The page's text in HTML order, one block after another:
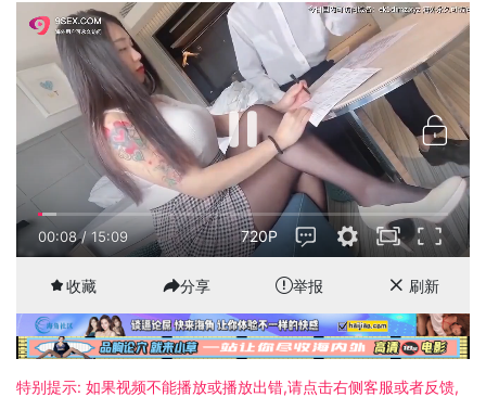
00:08/15:09 720P
收藏 分享 举报 刷新
特别提示: 如果视频不能播放或播放出错,请点击右侧客服或者反馈,